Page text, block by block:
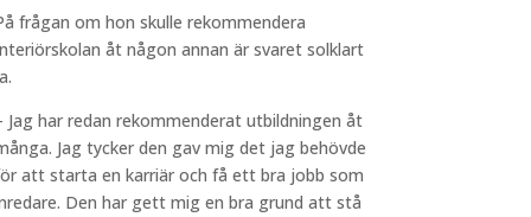
frågan om hon skulle rekommendera
åt någon annan är svaret solklart
Jag har redan rekommenderat utbildningen åt
Jag tycker den gav mig det jag behövde
att starta en karriär och få ett bra jobb som
. Den har gett mig en bra grund att stå